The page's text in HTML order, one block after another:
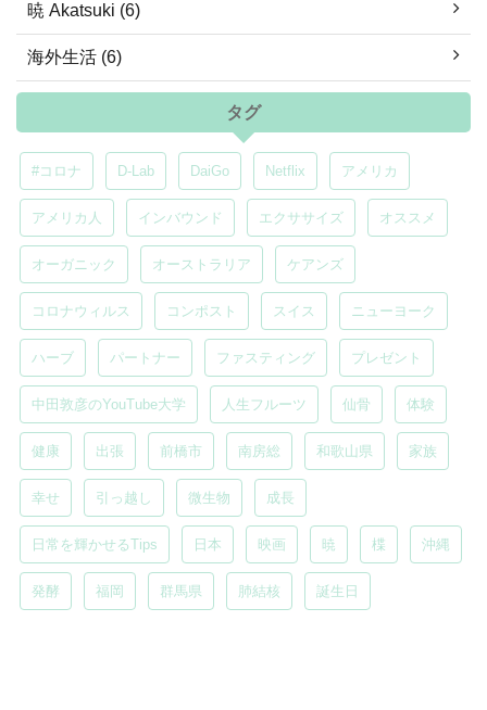
暁 Akatsuki (6)
海外生活 (6)
タグ
#コロナ D-Lab DaiGo Netflix アメリカ
アメリカ人 インバウンド エクササイズ オススメ
オーガニック オーストラリア ケアンズ
コロナウィルス コンポスト スイス ニューヨーク
ハーブ パートナー ファスティング プレゼント
中田敦彦のYouTube大学 人生フルーツ 仙骨 体験
健康 出張 前橋市 南房総 和歌山県 家族
幸せ 引っ越し 微生物 成長
日常を輝かせるTips 日本 映画 暁 楪 沖縄
発酵 福岡 群馬県 肺結核 誕生日